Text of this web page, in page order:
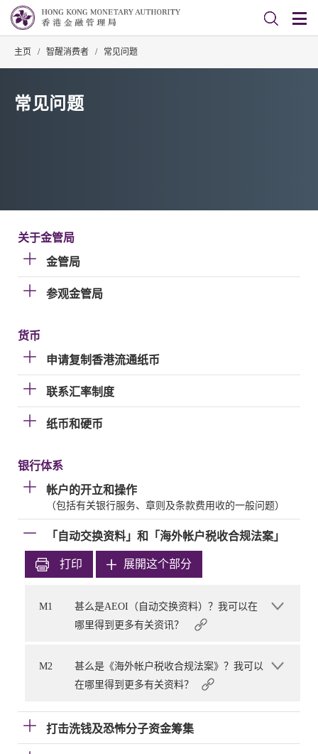
主页 / 智醒消费者 / 常见问题
常见问题
关于金管局
金管局
参观金管局
货币
申请复制香港流通纸币
联系汇率制度
纸币和硬币
银行体系
帐户的开立和操作
（包括有关银行服务、章则及条款费用收的一般问题）
「自动交换资料」和「海外帐户税收合规法案」
打印 展開这个部分
M1
甚么是AEOI（自动交换资料）？我可以在
哪里得到更多有关资讯？
M2
甚么是《海外帐户税收合规法案》？我可以
在哪里得到更多有关资料？
打击洗钱及恐怖分子资金筹集